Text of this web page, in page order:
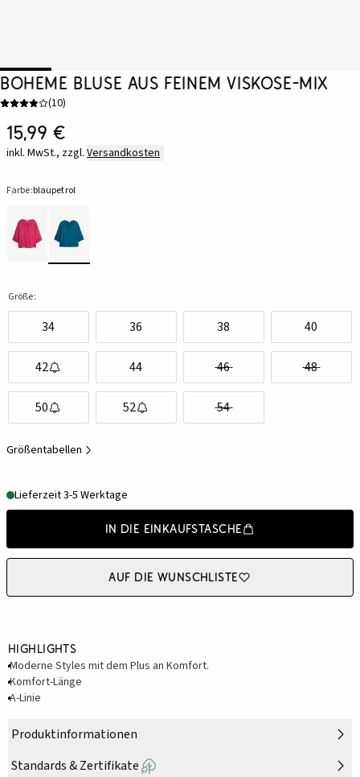
Boheme Bluse aus feinem Viskose-Mix
(10)
15,99 €
inkl. MwSt., zzgl. Versandkosten
Farbe:blaupetrol
Größe:
34 36 38 40
42 44 46 48
50 52 54
Größentabellen
Lieferzeit 3-5 Werktage
In die Einkaufstasche
Auf die Wunschliste
Highlights
Moderne Styles mit dem Plus an Komfort.
Komfort-Länge
A-Linie
Produktinformationen
Standards & Zertifikate